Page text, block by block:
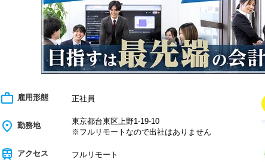
work_outline 雇用形態 正社員
place 勤務地
東京都台東区上野1-19-10
※フルリモートなので出社はありません
train アクセス フルリモート